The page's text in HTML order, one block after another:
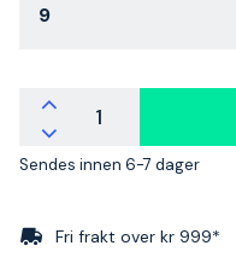
9
Sendes innen 6-7 dager
Fri frakt over kr 999*